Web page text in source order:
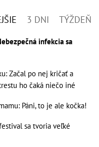
3 DNI TÝŽDEŇ
infekcia sa
Začal po nej kričať a
ho čaká niečo iné
Páni, to je ale kočka!
sa tvoria veľké